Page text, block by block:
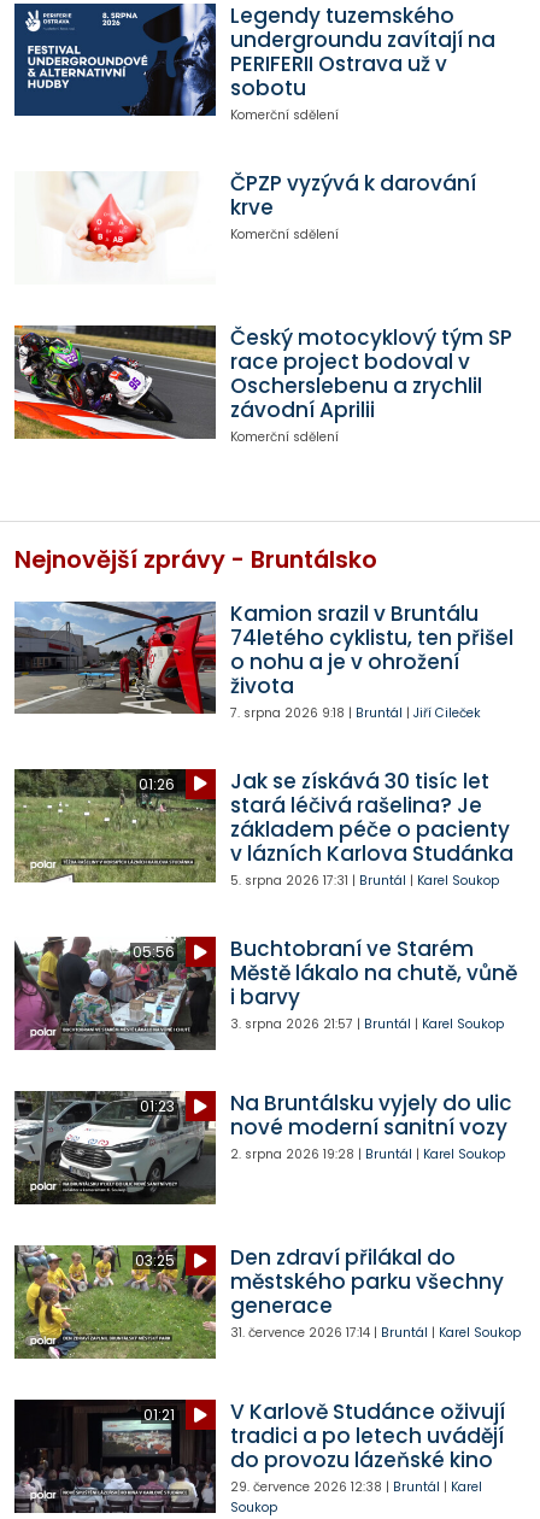
Legendy tuzemského
undergroundu zavítají na
PERIFERII Ostrava už v
sobotu
Komerční sdělení
ČPZP vyzývá k darování
krve
Komerční sdělení
Český motocyklový tým SP
race project bodoval v
Oscherslebenu a zrychlil
závodní Aprilii
Komerční sdělení
Nejnovější zprávy - Bruntálsko
Kamion srazil v Bruntálu
74letého cyklistu, ten přišel
o nohu a je v ohrožení
života
7. srpna 2026 9:18 | Bruntál | Jiří Cileček
01:26
Jak se získává 30 tisíc let
stará léčivá rašelina? Je
základem péče o pacienty
v lázních Karlova Studánka
5. srpna 2026 17:31 | Bruntál | Karel Soukop
05:56
Buchtobraní ve Starém
Městě lákalo na chutě, vůně
i barvy
3. srpna 2026 21:57 | Bruntál | Karel Soukop
01:23
Na Bruntálsku vyjely do ulic
nové moderní sanitní vozy
2. srpna 2026 19:28 | Bruntál | Karel Soukop
03:25
Den zdraví přilákal do
městského parku všechny
generace
31. července 2026 17:14| Bruntál | Karel Soukop
01:21
V Karlově Studánce oživují
tradici a po letech uvádějí
do provozu lázeňské kino
29. července 2026 12:38 | Bruntál | Karel
Soukop